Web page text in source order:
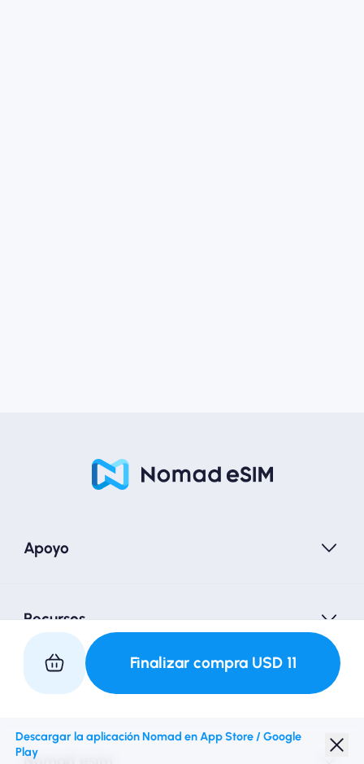
Finalizar compra USD 11
Apoyo
Recursos
Asociarse con nosotros
Nomad esim
Descargar la aplicación Nomad en App Store / Google
Play